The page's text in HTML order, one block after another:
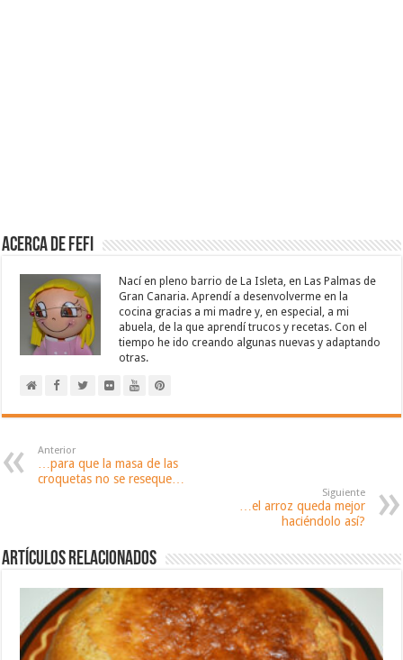
Acerca de Fefi
Nací en pleno barrio de La Isleta, en Las Palmas de
Gran Canaria. Aprendí a desenvolverme en la
cocina gracias a mi madre y, en especial, a mi
abuela, de la que aprendí trucos y recetas. Con el
tiempo he ido creando algunas nuevas y adaptando
otras.
Anterior
…para que la masa de las
croquetas no se reseque…
Siguiente
…el arroz queda mejor
haciéndolo así?
Artículos relacionados